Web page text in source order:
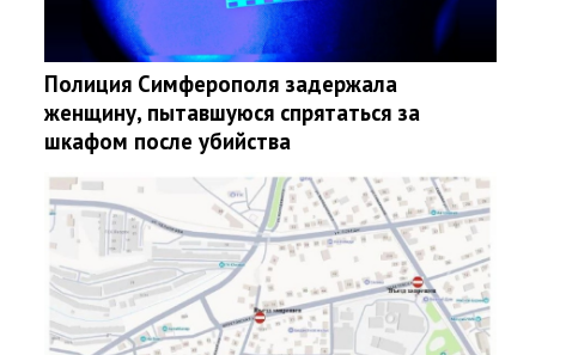
Полиция Симферополя задержала
женщину, пытавшуюся спрятаться за
шкафом после убийства